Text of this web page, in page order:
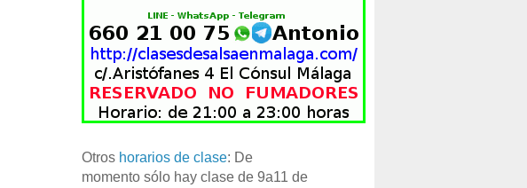
Otros horarios de clase: De
momento sólo hay clase de 9a11 de